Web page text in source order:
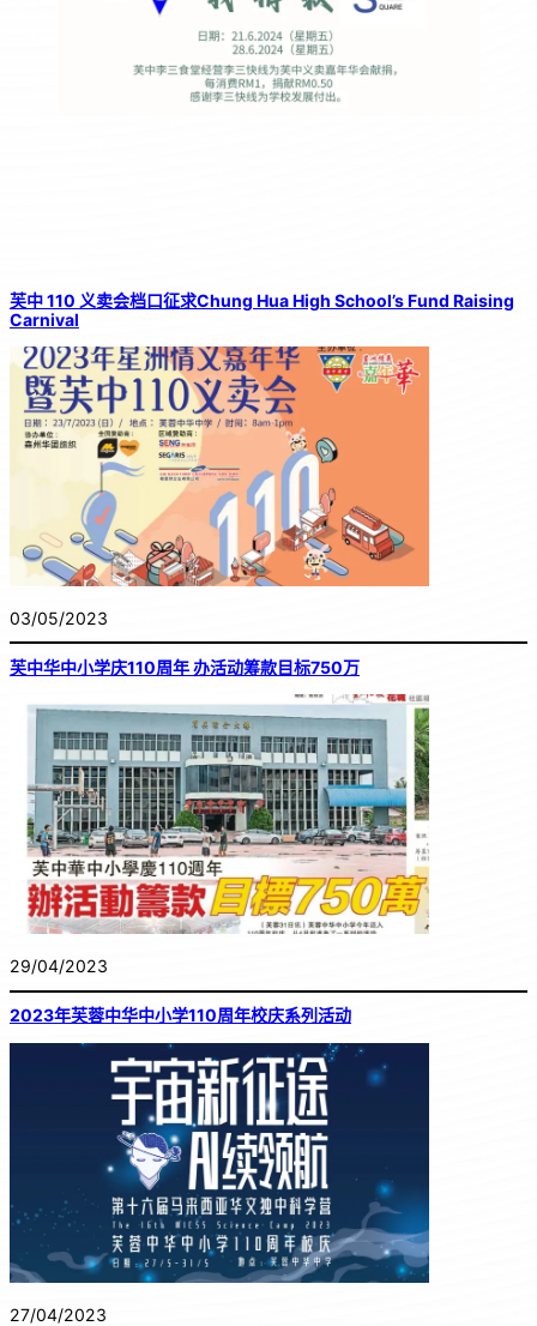
芙中 110 义卖会档口征求Chung Hua High School’s Fund Raising
Carnival
03/05/2023
芙中华中小学庆110周年 办活动筹款目标750万
29/04/2023
2023年芙蓉中华中小学110周年校庆系列活动
27/04/2023